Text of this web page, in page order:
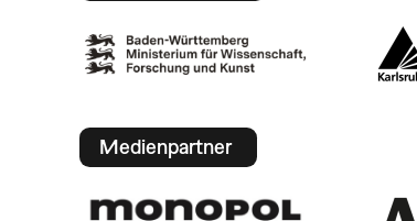
Medienpartner